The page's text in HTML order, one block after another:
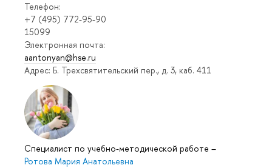
Телефон:
+7 (495) 772-95-90
15099
Электронная почта:
aantonyan@hse.ru
Адрес: Б. Трехсвятительский пер., д. 3, каб. 411
Специалист по учебно-методической работе –
Ротова Мария Анатольевна